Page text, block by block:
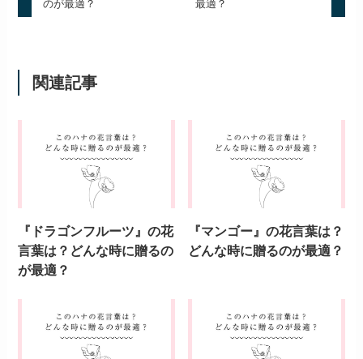
のが最適？
最適？
関連記事
『ドラゴンフルーツ』の花
言葉は？どんな時に贈るの
が最適？
『マンゴー』の花言葉は？
どんな時に贈るのが最適？